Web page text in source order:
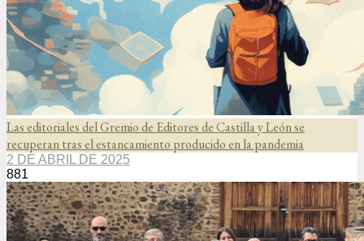
Las editoriales del Gremio de Editores de Castilla y León se
recuperan tras el estancamiento producido en la pandemia
2 DE ABRIL DE 2025
881